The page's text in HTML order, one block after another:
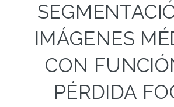
IMÁGENES
CON
PÉRDIDA